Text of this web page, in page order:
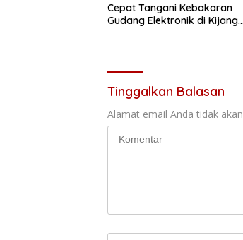
Cepat Tangani Kebakaran
Gudang Elektronik di Kijang
Tinggalkan Balasan
Alamat email Anda tidak